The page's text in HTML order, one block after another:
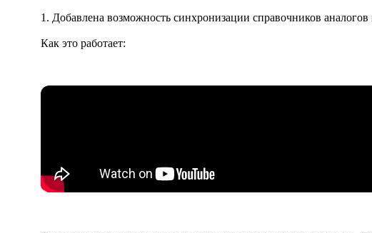
1. Добавлена возможность синхронизации справочников
Как это работает: